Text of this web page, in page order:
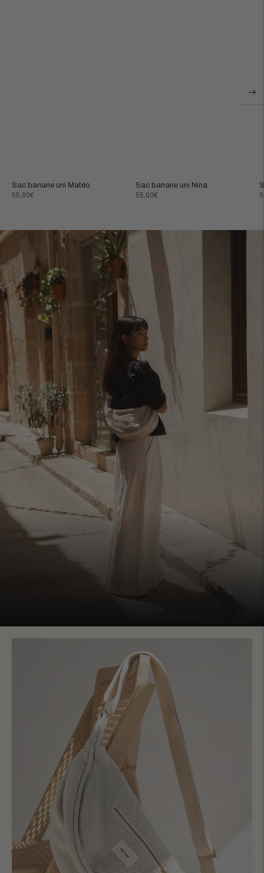
Sac banane uni Matéo
Prix
55,00€
Sac banane uni Nina
Prix
55,00€